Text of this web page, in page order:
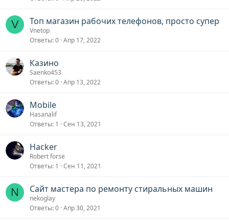
V Топ магазин рабочих телефонов, просто супер
Vnetop
Ответы 0 Апр 17, 2022
Казино
Saenko453
Ответы 0 Апр 13, 2022
Mobile
Hasanalif
Ответы 1 Сен 13, 2021
Hacker
Robert forse
Ответы 1 Сен 11, 2021
N Сайт мастера по ремонту стиральных машин
nekoglay
Ответы 0 Апр 30, 2021